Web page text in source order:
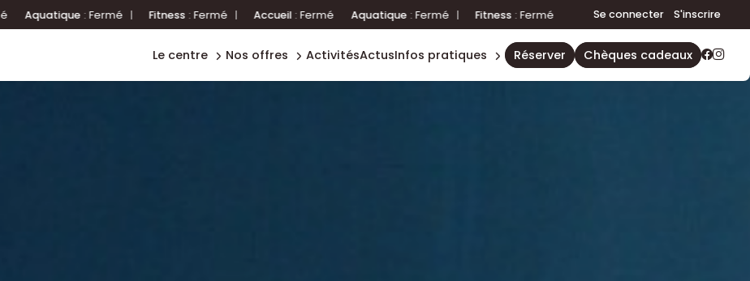
Fitness:Fermé | Accueil :Fermé Aquatique:Fermé | Fitness:Fermé | Accueil :Fermé Aquatique Fermé | Fitness:Fermé
Se connecter S'inscrire
le centre
ecole de
forme
nos offres
chez
citésports activités actus infos pratiques
accès &
règles
réserver chèques cadeaux
VOTRE CENTRE